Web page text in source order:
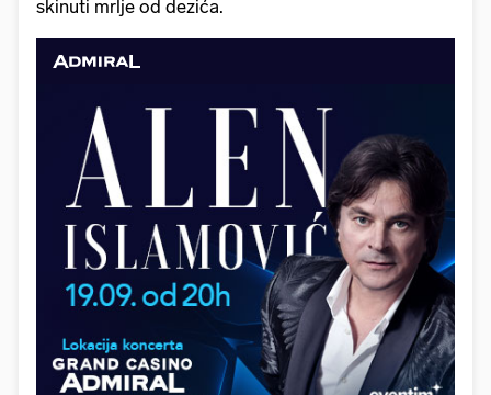
skinuti mrlje od dezića.